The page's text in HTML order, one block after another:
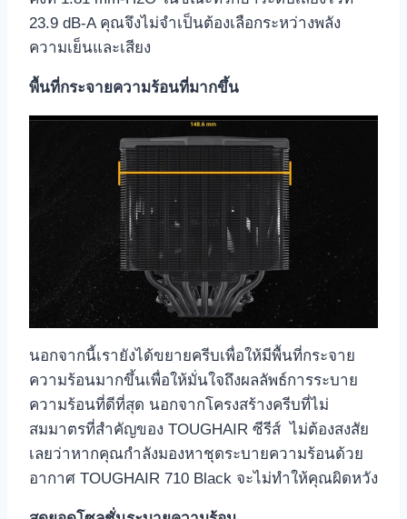
23.9 dB-A คุณจึงไม่จำเป็นต้องเลือกระหว่างพลัง
ความเย็นและเสียง
พื้นที่กระจายความร้อนที่มากขึ้น
นอกจากนี้เรายังได้ขยายครีบเพื่อให้มีพื้นที่กระจาย
ความร้อนมากขึ้นเพื่อให้มั่นใจถึงผลลัพธ์การระบาย
ความร้อนที่ดีที่สุด นอกจากโครงสร้างครีบที่ไม่
สมมาตรที่สำคัญของ TOUGHAIR ซีรีส์ ไม่ต้องสงสัย
เลยว่าหากคุณกำลังมองหาชุดระบายความร้อนด้วย
อากาศ TOUGHAIR 710 Black จะไม่ทำให้คุณผิดหวัง